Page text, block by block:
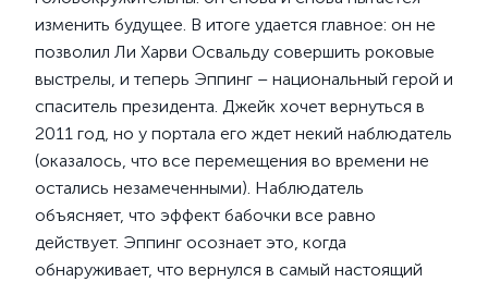
изменить будущее. В итоге удается главное: он не
позволил Ли Харви Освальду совершить роковые
выстрелы, и теперь Эппинг – национальный герой и
спаситель президента. Джейк хочет вернуться в
2011 год, но у портала его ждет некий наблюдатель
(оказалось, что все перемещения во времени не
остались незамеченными). Наблюдатель
объясняет, что эффект бабочки все равно
действует. Эппинг осознает это, когда
обнаруживает, что вернулся в самый настоящий